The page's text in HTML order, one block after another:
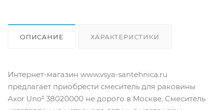
ОПИСАНИЕ ХАРАКТЕРИСТИКИ
Интернет-магазин www.vsya-santehnica.ru
предлагает приобрести смеситель для раковины
Axor Uno² 38020000 не дорого в Москве. Смеситель